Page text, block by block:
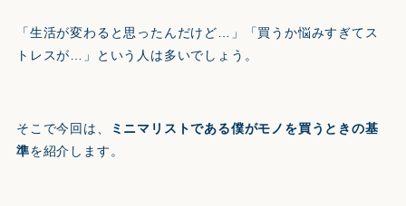
「生活が変わると思ったんだけど…」「買うか悩みすぎてス
トレスが…」という人は多いでしょう。
そこで今回は、
ミニマリストである僕がモノを買うときの基
準を紹介します。